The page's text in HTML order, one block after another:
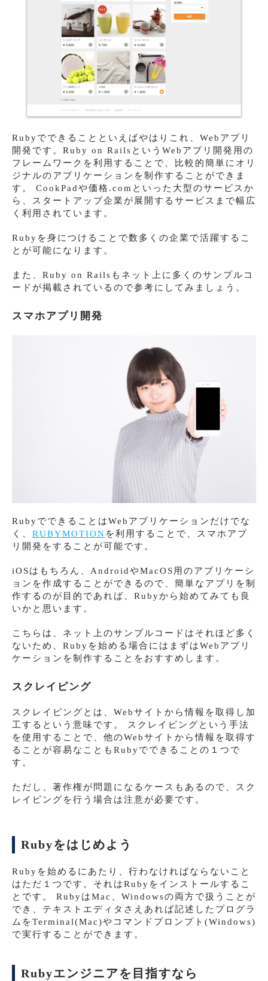
Rubyでできることといえばやはりこれ、Webアプリ
開発です。Ruby on RailsというWebアプリ開発用の
フレームワークを利用することで、比較的簡単にオリ
ジナルのアプリケーションを制作することができま
す。 CookPadや価格.comといった大型のサービスか
ら、スタートアップ企業が展開するサービスまで幅広
く利用されています。
Rubyを身につけることで数多くの企業で活躍するこ
とが可能になります。
また、Ruby on Railsもネット上に多くのサンプルコ
ードが掲載されているので参考にしてみましょう。
スマホアプリ開発
RubyでできることはWebアプリケーションだけでな
く、 RUBYMOTION を利用することで、スマホアプ
リ開発をすることが可能です。
iOSはもちろん、AndroidやMacOS用のアプリケーシ
ョンを作成することができるので、簡単なアプリを制
作するのが目的であれば、Rubyから始めてみても良
いかと思います。
こちらは、ネット上のサンプルコードはそれほど多く
ないため、Rubyを始める場合にはまずはWebアプリ
ケーションを制作することをおすすめします。
スクレイピング
スクレイピングとは、Webサイトから情報を取得し加
工するという意味です。 スクレイピングという手法
を使用することで、他のWebサイトから情報を取得す
ることが容易なこともRubyでできることの１つで
す。
ただし、著作権が問題になるケースもあるので、スク
レイピングを行う場合は注意が必要です。
Rubyをはじめよう
Rubyを始めるにあたり、行わなければならないこと
はただ１つです。それはRubyをインストールするこ
とです。 RubyはMac、Windowsの両方で扱うことが
でき、テキストエディタさえあれば記述したプログラ
ムをTerminal(Mac)やコマンドプロンプト(Windows)
で実行することができます。
Rubyエンジニアを目指すなら